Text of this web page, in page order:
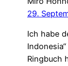
29.
Ich habe
Ringbuch